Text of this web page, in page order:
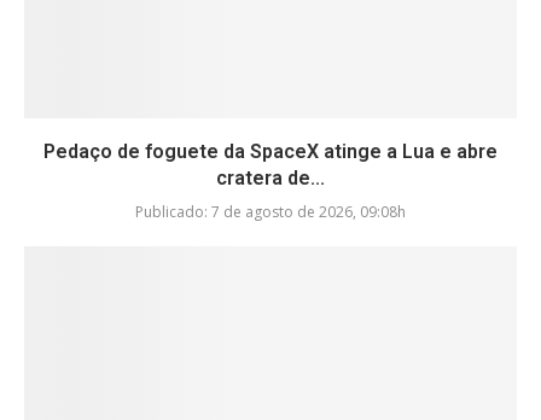
Pedaço de foguete da SpaceX atinge a Lua e abre
cratera de...
Publicado: 7 de agosto de 2026, 09:08h